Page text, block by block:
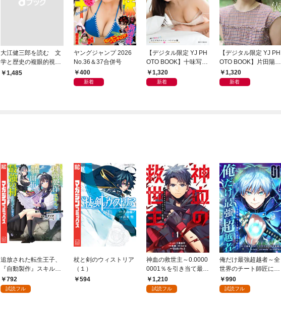
大江健三郎を読む 文
学と歴史の複眼的視点
から
￥1,485
ヤングジャンプ 2026
No.36＆37合併号
400
新着
【デジタル限定 YJ PH
OTO BOOK】十味写真
集「続・『ぽみ』！？
どこでもトレイン・ベ
1,320
新着
【デジタル限定 YJ PH
OTO BOOK】片田陽依
写真集「羽色日和」
1,320
新着
追放された転生王子、
『自動製作』スキルで
領地を爆速で開拓し最
強の村を作ってしまう
792
試読フル
杖と剣のウィストリア
（１）
594
神血の救世主～0.0000
0001％を引き当て最強
へ～【電子書籍特典
付】（１）
1,210
試読フル
俺だけ最強超越者～全
世界のチート師匠に認
められた～【単行本】
（１）
990
試読フル